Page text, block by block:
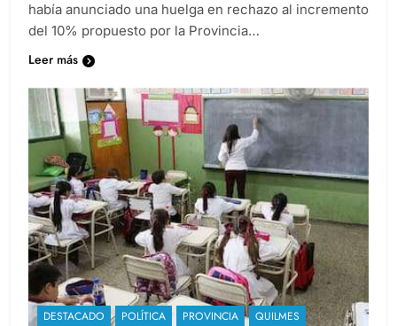
había anunciado una huelga en rechazo al incremento
del 10% propuesto por la Provincia…
Leer más
DESTACADO POLÍTICA PROVINCIA
QUILMES